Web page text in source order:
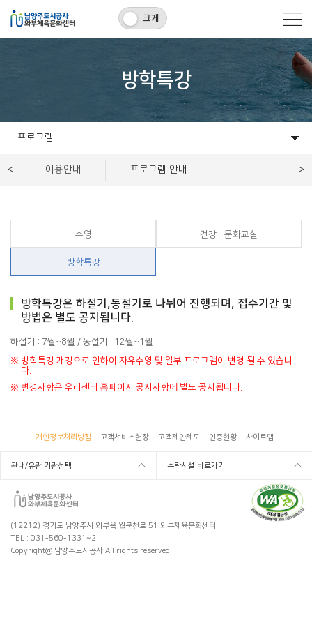
크게
방학특강
프로그램
센터소개
프로그램
시설대관
고객센터
알림마당이용안내 프로그램 안내
수영 건강·문화교실
방학특강
방학특강은 하절기,동절기로 나뉘어 진행되며, 접수기간 및
방법은 별도 공지됩니다.
하절기 : 7월~8월 / 동절기 : 12월~1월
※ 방학특강 개강으로 인하여 자유수영 및 일부 프로그램이 변경 될 수 있습니
다.
※ 변경사항은 우리센터 홈페이지 공지사항에 별도 공지됩니다.
개인정보처리방침 고객서비스헌장 고객제안제도 인증현황 사이트맵
관내/유관 기관선택 수탁시설 바로가기
(12212) 경기도 남양주시 와부읍 월문천로 51 와부체육문화센터
TEL : 031-560-1331~2
Copyright@ 남양주도시공사 All rights reserved.